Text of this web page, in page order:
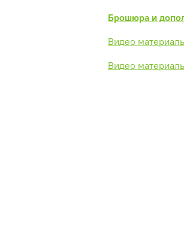
Брошюра и
Видео
Видео